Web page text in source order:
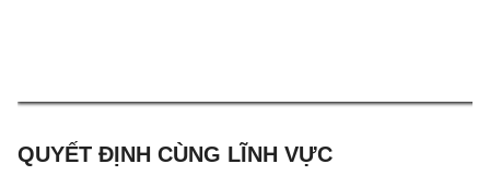
QUYẾT ĐỊNH CÙNG LĨNH VỰC